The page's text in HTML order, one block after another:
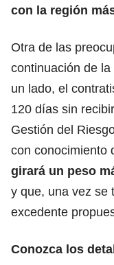
con la región
Otra de las
continuación de
un lado, el
120 días sin
Gestión del
con conocimiento
girará un peso
y que, una vez se
excedente
Conozca los